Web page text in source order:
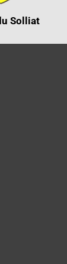
Solliat